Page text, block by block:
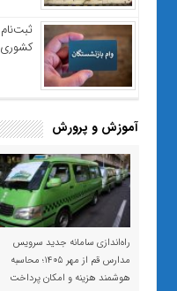
کشوری
آموزش و پرورش
راه‌اندازی سامانه جدید سرویس
مدارس قم از مهر ۱۴۰۵؛ محاسبه
هوشمند هزینه و امکان پرداخت